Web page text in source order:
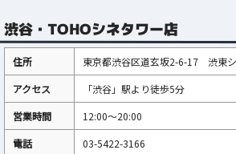
渋谷・TOHOシネタワー店
住所
東京都渋谷区道玄坂2-6-17 渋東
アクセス
「渋谷」駅より徒歩5分
営業時間
12:00～20:00
電話
03-5422-3166